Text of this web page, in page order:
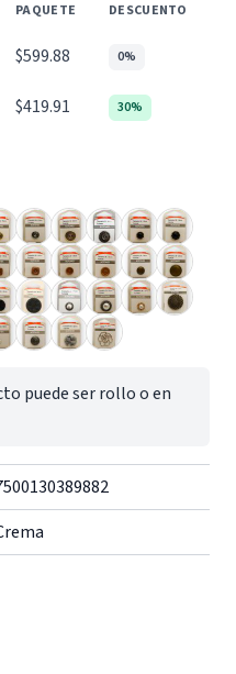
PAQUETE DESCUENTO
$599.88 0%
$419.91 30%
puede ser rollo o en